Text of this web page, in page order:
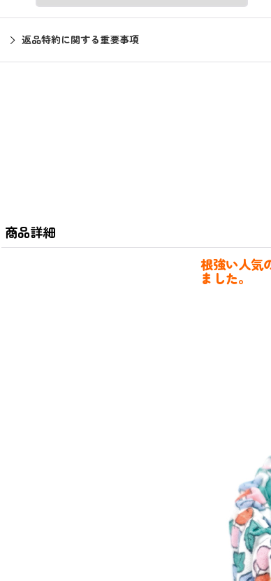
返品特約に関する重要事項
商品詳細
根強い人気
ました。